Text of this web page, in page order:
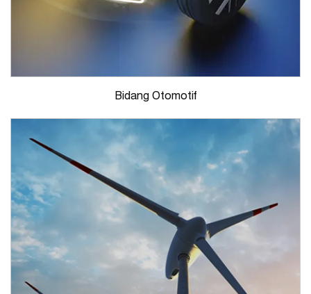
Bidang Otomotif